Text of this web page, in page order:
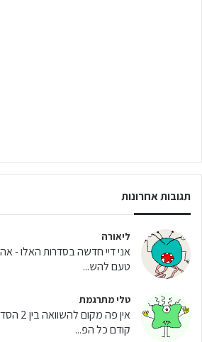
תגובות אחרונות
ליאורה
אני דיי חדשה בסדרות האלו -
טעם להש...
טלי מתרגמת
אין פה
קודם כל הפ...